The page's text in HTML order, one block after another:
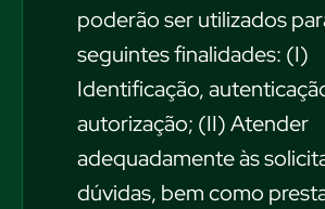
poderão ser utilizados
seguintes finalidades: (I)
Identificação,
autorização; (II) Atender
adequadamente às
dúvidas, bem como